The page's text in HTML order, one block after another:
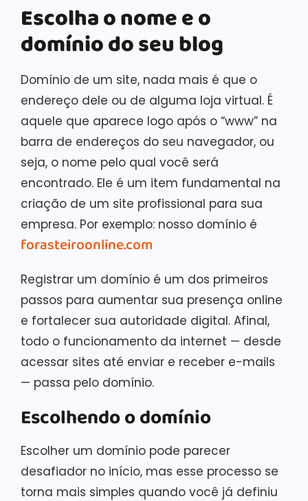
Escolha o nome e o
domínio do seu blog
Domínio de um site, nada mais é que o
endereço dele ou de alguma loja virtual. É
aquele que aparece logo após o “www” na
barra de endereços do seu navegador, ou
seja, o nome pelo qual você será
encontrado. Ele é um item fundamental na
criação de um site profissional para sua
empresa. Por exemplo: nosso domínio é
forasteiroonline.com
Registrar um domínio é um dos primeiros
passos para aumentar sua presença online
e fortalecer sua autoridade digital. Afinal,
todo o funcionamento da internet — desde
acessar sites até enviar e receber e-mails
— passa pelo domínio.
Escolhendo o domínio
Escolher um domínio pode parecer
desafiador no início, mas esse processo se
torna mais simples quando você já definiu